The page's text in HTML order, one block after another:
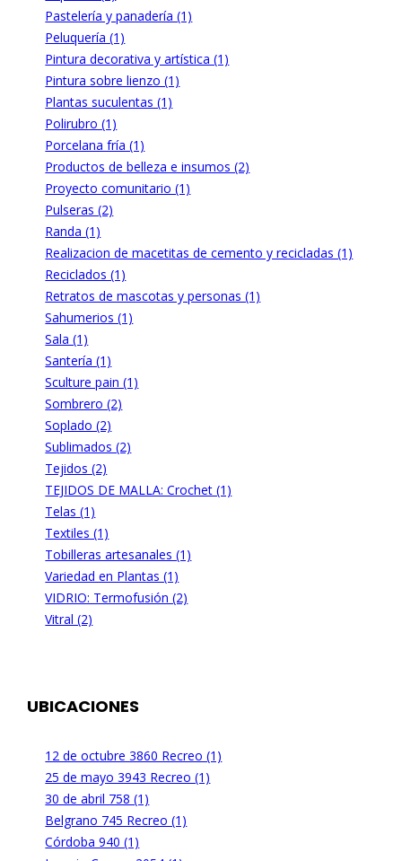
Pastelería y panadería (1)
Peluquería (1)
Pintura decorativa y artística (1)
Pintura sobre lienzo (1)
Plantas suculentas (1)
Polirubro (1)
Porcelana fría (1)
Productos de belleza e insumos (2)
Proyecto comunitario (1)
Pulseras (2)
Randa (1)
Realizacion de macetitas de cemento y recicladas (1)
Reciclados (1)
Retratos de mascotas y personas (1)
Sahumerios (1)
Sala (1)
Santería (1)
Sculture pain (1)
Sombrero (2)
Soplado (2)
Sublimados (2)
Tejidos (2)
TEJIDOS DE MALLA: Crochet (1)
Telas (1)
Textiles (1)
Tobilleras artesanales (1)
Variedad en Plantas (1)
VIDRIO: Termofusión (2)
Vitral (2)
UBICACIONES
12 de octubre 3860 Recreo (1)
25 de mayo 3943 Recreo (1)
30 de abril 758 (1)
Belgrano 745 Recreo (1)
Córdoba 940 (1)